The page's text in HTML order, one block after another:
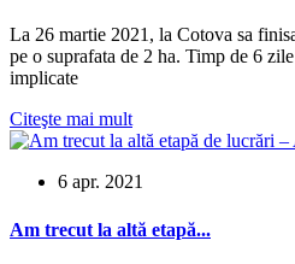
La 26 martie 2021, la Cotova sa
pe o suprafata de 2 ha. Timp de 6
implicate
Citeşte mai mult
6 apr. 2021
Am trecut la altă etapă...